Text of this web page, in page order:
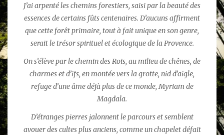
J’ai arpenté les chemins forestiers, saisi par la beauté des
essences de certains fûts centenaires. D’aucuns affirment
que cette forêt primaire, tout à fait unique en son genre,
serait le trésor spirituel et écologique de la Provence.
On s’élève par le chemin des Rois, au milieu de chênes, de
charmes et d’ifs, en montée vers la grotte, nid d’aigle,
refuge d’une âme déjà plus de ce monde, Myriam de
Magdala.
D’étranges pierres jalonnent le parcours et semblent
avouer des cultes plus anciens, comme un chapelet défait